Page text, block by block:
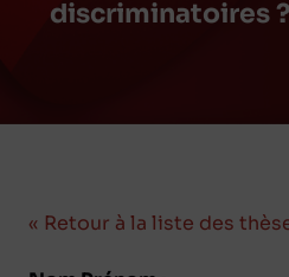
discriminatoires ?
« Retour à la liste des